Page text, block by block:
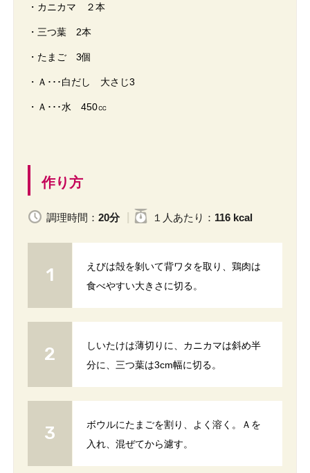
・カニカマ ２本
・三つ葉 2本
・たまご 3個
・Ａ･･･白だし 大さじ3
・Ａ･･･水 450㏄
作り方
調理時間： 20分 １人 あたり ： 116 kcal
えびは殻を剝いて背ワタを取り、鶏肉は
食べやすい大きさに切る。
しいたけは薄切りに、カニカマは斜め半
分に、三つ葉は3cm幅に切る。
ボウルにたまごを割り、よく溶く。Ａを
入れ、混ぜてから濾す。